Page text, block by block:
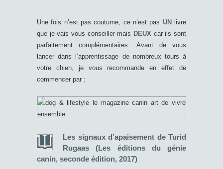
Une fois n’est pas coutume, ce n’est pas UN
livre
que je vais vous conseiller mais DEUX car ils sont
parfaitement complémentaires. Avant de vous
lancer dans l’apprentissage de nombreux tours à
votre chien, je vous recommande en effet de
commencer par :
Les signaux d’apaisement de Turid
Rugaas (Les éditions du génie
canin, seconde édition, 2017)